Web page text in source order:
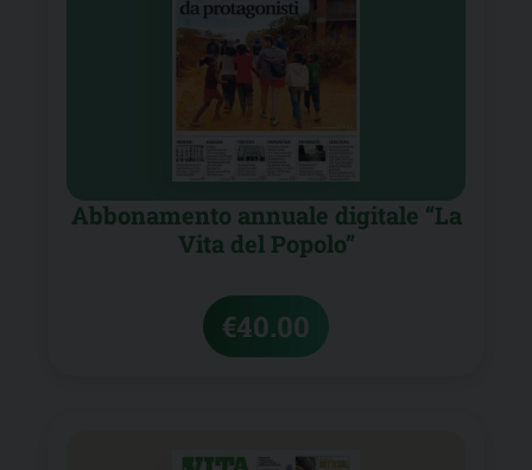
Abbonamento annuale digitale “La
Vita del Popolo”
€40.00